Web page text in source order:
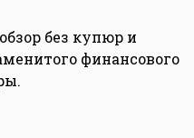
без купюр и
финансового